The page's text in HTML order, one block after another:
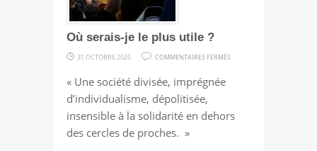
Où serais-je le plus utile ?
31 OCTOBRE 2025 COMMENTAIRES FERMÉS
LE
« Une société divisée, imprégnée
d’individualisme, dépolitisée,
insensible à la solidarité en dehors
des cercles de proches. »